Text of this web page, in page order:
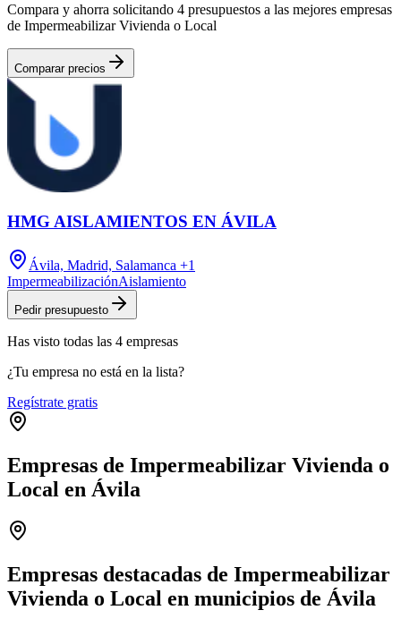
Compara y ahorra solicitando 4 presupuestos a las mejores empresas
de Impermeabilizar Vivienda o Local
Comparar precios
HMG AISLAMIENTOS EN ÁVILA
Ávila, Madrid, Salamanca +1
ImpermeabilizaciónAislamiento
Pedir presupuesto
Has visto todas las 4 empresas
¿Tu empresa no está en la lista?
Regístrate gratis
Empresas de Impermeabilizar Vivienda o
Local en Ávila
−
Empresas destacadas de Impermeabilizar
Vivienda o Local en municipios de Ávila